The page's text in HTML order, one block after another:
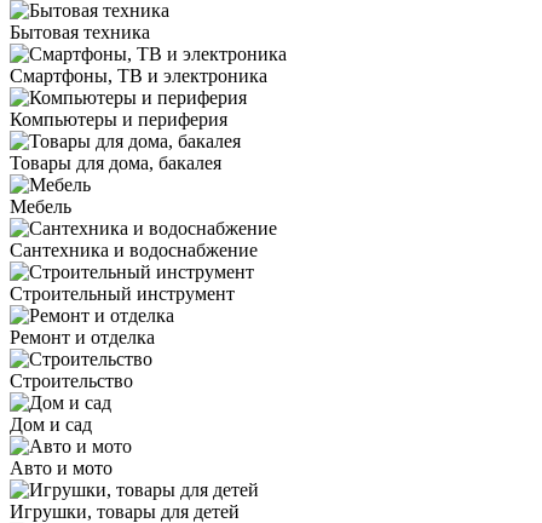
Бытовая техника
Смартфоны, ТВ и электроника
Компьютеры и периферия
Товары для дома, бакалея
Мебель
Сантехника и водоснабжение
Строительный инструмент
Ремонт и отделка
Строительство
Дом и сад
Авто и мото
Игрушки, товары для детей